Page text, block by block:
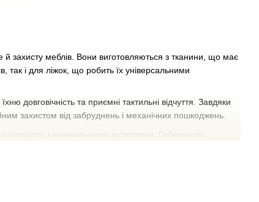
й захисту меблів. Вони виготовляються з тканини, що має
так і для ліжок, що робить їх універсальними
довговічність та приємні тактильні відчуття. Завдяки
захистом від забруднень і механічних пошкоджень.
з мінімальними зусиллями. Гобеленові